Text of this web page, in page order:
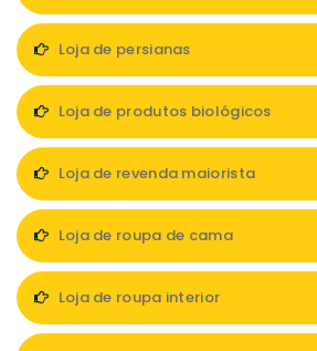
Loja de persianas
Loja de produtos biológicos
Loja de revenda maiorista
Loja de roupa de cama
Loja de roupa interior